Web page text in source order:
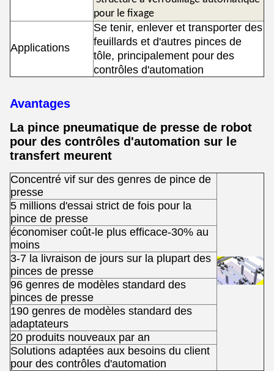
pour le fixage
Applications
Se tenir, enlever et transporter des
feuillards et d'autres pinces de
tôle, principalement pour des
contrôles d'automation
Avantages
La pince pneumatique de presse de robot
pour des contrôles d'automation sur le
transfert meurent
Concentré vif sur des genres de pince de
presse
5 millions d'essai strict de fois pour la
pince de presse
économiser coût-le plus efficace-30% au
moins
3-7 la livraison de jours sur la plupart des
pinces de presse
96 genres de modèles standard des
pinces de presse
190 genres de modèles standard des
adaptateurs
20 produits nouveaux par an
Solutions adaptées aux besoins du client
pour des contrôles d'automation